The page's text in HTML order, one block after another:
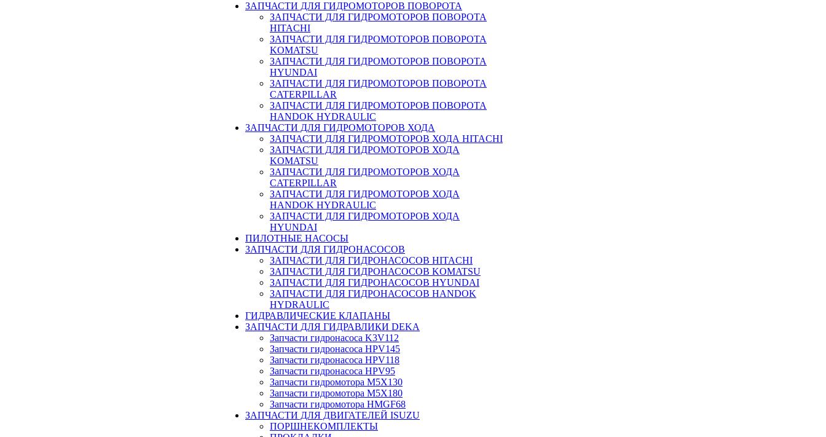
ЗАПЧАСТИ ДЛЯ ГИДРОМОТОРОВ ПОВОРОТА
ЗАПЧАСТИ ДЛЯ ГИДРОМОТОРОВ ПОВОРОТА
HITACHI
ЗАПЧАСТИ ДЛЯ ГИДРОМОТОРОВ ПОВОРОТА
KOMATSU
ЗАПЧАСТИ ДЛЯ ГИДРОМОТОРОВ ПОВОРОТА
HYUNDAI
ЗАПЧАСТИ ДЛЯ ГИДРОМОТОРОВ ПОВОРОТА
CATERPILLAR
ЗАПЧАСТИ ДЛЯ ГИДРОМОТОРОВ ПОВОРОТА
HANDOK HYDRAULIC
ЗАПЧАСТИ ДЛЯ ГИДРОМОТОРОВ ХОДА
ЗАПЧАСТИ ДЛЯ ГИДРОМОТОРОВ ХОДА HITACHI
ЗАПЧАСТИ ДЛЯ ГИДРОМОТОРОВ ХОДА
KOMATSU
ЗАПЧАСТИ ДЛЯ ГИДРОМОТОРОВ ХОДА
CATERPILLAR
ЗАПЧАСТИ ДЛЯ ГИДРОМОТОРОВ ХОДА
HANDOK HYDRAULIC
ЗАПЧАСТИ ДЛЯ ГИДРОМОТОРОВ ХОДА
HYUNDAI
ПИЛОТНЫЕ НАСОСЫ
ЗАПЧАСТИ ДЛЯ ГИДРОНАСОСОВ
ЗАПЧАСТИ ДЛЯ ГИДРОНАСОСОВ HITACHI
ЗАПЧАСТИ ДЛЯ ГИДРОНАСОСОВ KOMATSU
ЗАПЧАСТИ ДЛЯ ГИДРОНАСОСОВ HYUNDAI
ЗАПЧАСТИ ДЛЯ ГИДРОНАСОСОВ HANDOK
HYDRAULIC
ГИДРАВЛИЧЕСКИЕ КЛАПАНЫ
ЗАПЧАСТИ ДЛЯ ГИДРАВЛИКИ DEKA
Запчасти гидронасоса K3V112
Запчасти гидронасоса HPV145
Запчасти гидронасоса HPV118
Запчасти гидронасоса HPV95
Запчасти гидромотора M5X130
Запчасти гидромотора M5X180
Запчасти гидромотора HMGF68
ЗАПЧАСТИ ДЛЯ ДВИГАТЕЛЕЙ ISUZU
ПОРШНЕКОМПЛЕКТЫ